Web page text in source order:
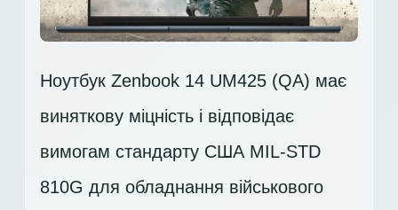
Ноутбук Zenbook 14 UM425 (QA) має
виняткову міцність і відповідає
вимогам стандарту США MIL-STD
810G для обладнання військового